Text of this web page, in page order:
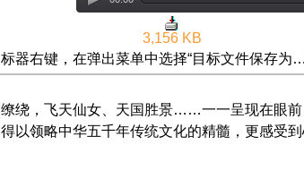
3,156 KB
器右键，在弹出菜单中选择“目标文件保存为
绕，飞天仙女、天国胜景……一一呈现在眼
以领略中华五千年传统文化的精髓，更感受到